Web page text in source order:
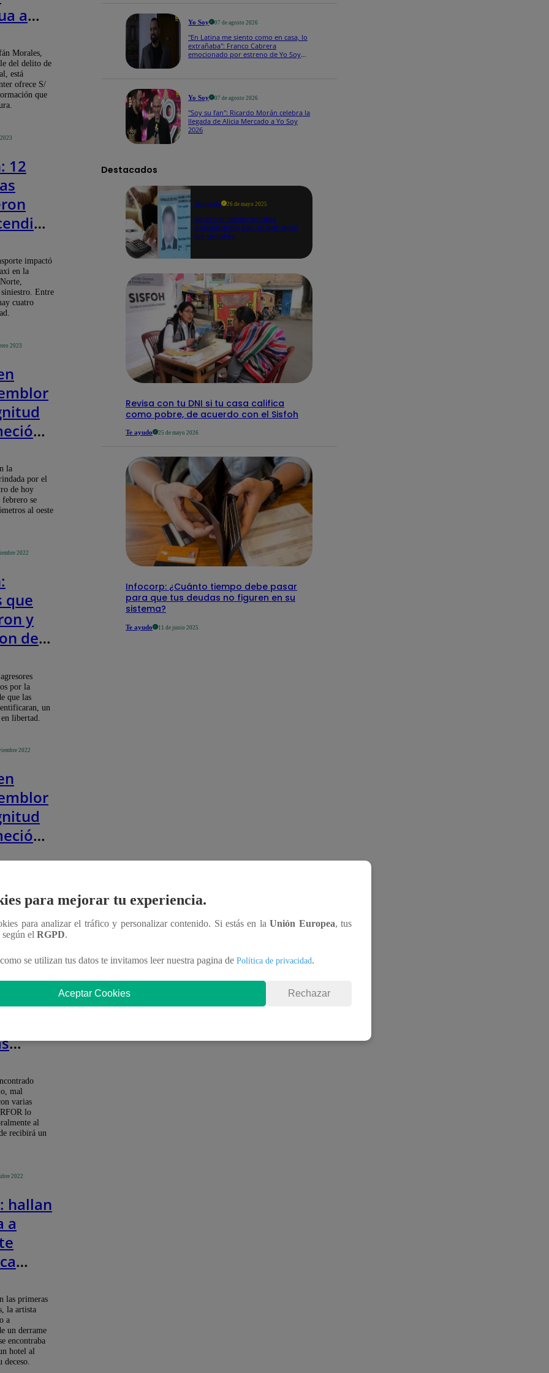
a
Morales,
del delito de
está
ofrece S/
que
12
impactó
en la
Entre
cuatro
2023
la
por el
de hoy
se
al oeste
2022
que
y
de
en
por la
que las
un
libertad.
2022
de hoy
se
2022
Mono
es
mal
varias
lo
al
recibirá un
2022
hallan
a
las primeras
la artista
a
un derrame
encontraba
hotel al
deceso.
Yo Soy 07 de agosto 2026
"En Latina me siento como en casa, lo
extrañaba": Franco Cabrera
emocionado por estreno de Yo Soy
Yo Soy 07 de agosto 2026
"Soy su fan": Ricardo Morán celebra la
llegada de Alicia Mercado a Yo Soy
2026
Destacados
Te ayudo 26 de mayo 2025
Revisa si tienes deudas
consultando con tu DNI: aquí
los detalles
Revisa con tu DNI si tu casa califica
como pobre, de acuerdo con el Sisfoh
Te ayudo 25 de mayo 2026
Infocorp: ¿Cuánto tiempo debe pasar
para que tus deudas no figuren en su
sistema?
Te ayudo 11 de junio 2025
para mejorar tu experiencia.
para analizar el tráfico y personalizar contenido. Si estás en laUnión Europea, tus
según el RGPD.
se utilizan tus datos te invitamos leer nuestra pagina de Política de privacidad.
Aceptar Cookies Rechazar